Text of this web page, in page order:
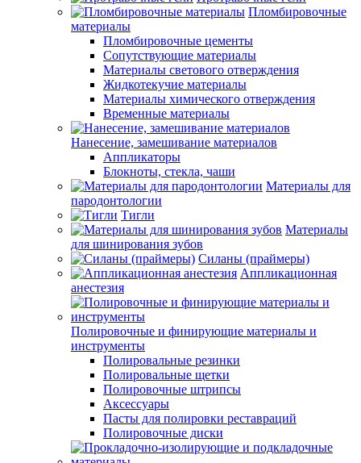
Пломбировочные
материалы
Пломбировочные цементы
Сопутствующие материалы
Материалы светового отверждения
Жидкотекучие материалы
Материалы химического отверждения
Временные материалы
Нанесение, замешивание материалов
Аппликаторы
Блокноты, стекла, чаши
Материалы для
пародонтологии
Тигли
Материалы
для шинирования зубов
Силаны (праймеры)
Аппликационная
анестезия
Полировочные и финирующие материалы и
инструменты
Полировальные резинки
Полировальные щетки
Полировочные штрипсы
Аксессуары
Пасты для полировки реставраций
Полировочные диски